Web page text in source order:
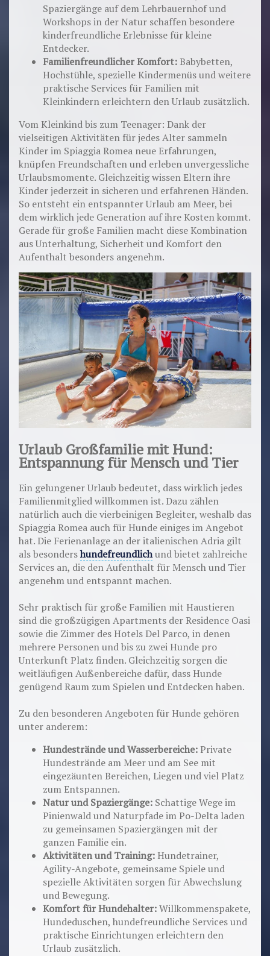
Spaziergänge auf dem Lehrbauernhof und
Workshops in der Natur schaffen besondere
kinderfreundliche Erlebnisse für kleine
Entdecker.
Familienfreundlicher Komfort: Babybetten,
Hochstühle, spezielle Kindermenüs und weitere
praktische Services für Familien mit
Kleinkindern erleichtern den Urlaub zusätzlich.
Vom Kleinkind bis zum Teenager: Dank der
vielseitigen Aktivitäten für jedes Alter sammeln
Kinder im Spiaggia Romea neue Erfahrungen,
knüpfen Freundschaften und erleben unvergessliche
Urlaubsmomente. Gleichzeitig wissen Eltern ihre
Kinder jederzeit in sicheren und erfahrenen Händen.
So entsteht ein entspannter Urlaub am Meer, bei
dem wirklich jede Generation auf ihre Kosten kommt.
Gerade für große Familien macht diese Kombination
aus Unterhaltung, Sicherheit und Komfort den
Aufenthalt besonders angenehm.
Urlaub Großfamilie mit Hund:
Entspannung für Mensch und Tier
Ein gelungener Urlaub bedeutet, dass wirklich jedes
Familienmitglied willkommen ist. Dazu zählen
natürlich auch die vierbeinigen Begleiter, weshalb das
Spiaggia Romea auch für Hunde einiges im Angebot
hat. Die Ferienanlage an der italienischen Adria gilt
als besondershundefreundlichund bietet zahlreiche
Services an, die den Aufenthalt für Mensch und Tier
angenehm und entspannt machen.
Sehr praktisch für große Familien mit Haustieren
sind die großzügigen Apartments der Residence Oasi
sowie die Zimmer des Hotels Del Parco, in denen
mehrere Personen und bis zu zwei Hunde pro
Unterkunft Platz finden. Gleichzeitig sorgen die
weitläufigen Außenbereiche dafür, dass Hunde
genügend Raum zum Spielen und Entdecken haben.
Zu den besonderen Angeboten für Hunde gehören
unter anderem:
Hundestrände und Wasserbereiche: Private
Hundestrände am Meer und am See mit
eingezäunten Bereichen, Liegen und viel Platz
zum Entspannen.
Natur und Spaziergänge: Schattige Wege im
Pinienwald und Naturpfade im Po-Delta laden
zu gemeinsamen Spaziergängen mit der
ganzen Familie ein.
Aktivitäten und Training: Hundetrainer,
Agility-Angebote, gemeinsame Spiele und
spezielle Aktivitäten sorgen für Abwechslung
und Bewegung.
Komfort für Hundehalter:Willkommenspakete,
Hundeduschen, hundefreundliche Services und
praktische Einrichtungen erleichtern den
Urlaub zusätzlich.